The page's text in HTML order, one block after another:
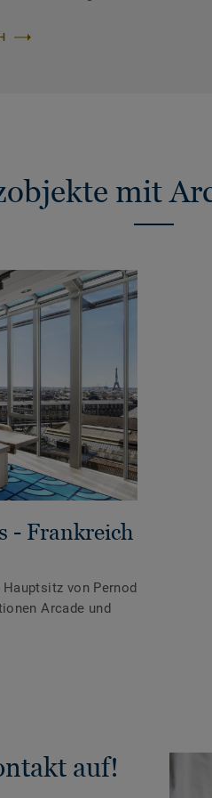
mit
- Frankreich
von Pernod
Arcade und
auf!